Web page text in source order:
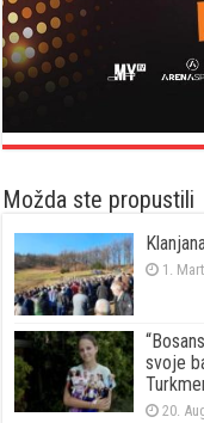
Možda ste propustili
1.
svoje
20.